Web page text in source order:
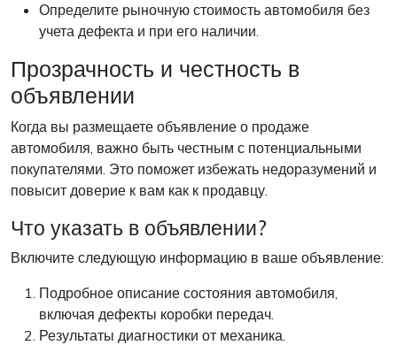
Определите рыночную стоимость автомобиля без
учета дефекта и при его наличии.
Прозрачность и честность в
объявлении
Когда вы размещаете объявление о продаже
автомобиля, важно быть честным с потенциальными
покупателями. Это поможет избежать недоразумений и
повысит доверие к вам как к продавцу.
Что указать в объявлении?
Включите следующую информацию в ваше объявление:
Подробное описание состояния автомобиля,
включая дефекты коробки передач.
Результаты диагностики от механика.